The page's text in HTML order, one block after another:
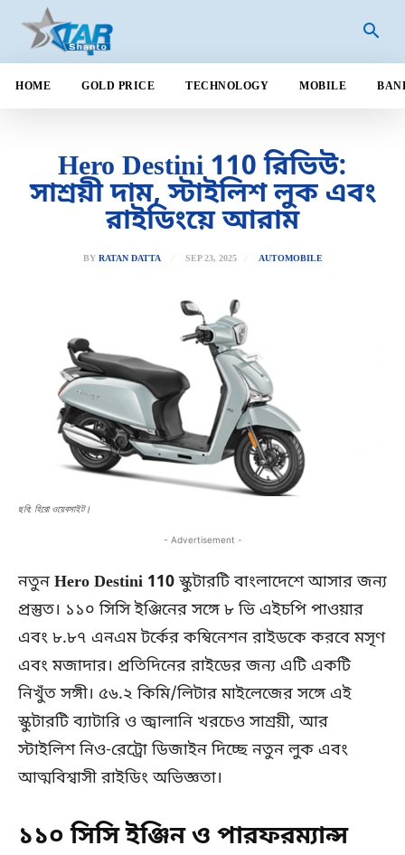
HOME GOLD PRICE TECHNOLOGY MOBILE
Hero Destini 110 রিভিউ:
সাশ্রয়ী দাম, স্টাইলিশ লুক এবং
রাইডিংয়ে আরাম
BY RATAN DATTA SEP 23, 2025 AUTOMOBILE
ছবি: হিরো ওয়েবসাইট।
- Advertisement -
নতুন Hero Destini 110স্কুটারটি বাংলাদেশে আসার জন্য
প্রস্তুত। ১১০ সিসি ইঞ্জিনের সঙ্গে ৮ ভি এইচপি পাওয়ার
এবং ৮.৮৭ এনএম টর্কের কম্বিনেশন রাইডকে করবে মসৃণ
এবং মজাদার। প্রতিদিনের রাইডের জন্য এটি একটি
নিখুঁত সঙ্গী। ৫৬.২ কিমি/লিটার মাইলেজের সঙ্গে এই
স্কুটারটি ব্যাটারি ও জ্বালানি খরচেও সাশ্রয়ী, আর
স্টাইলিশ নিও-রেট্রো ডিজাইন দিচ্ছে নতুন লুক এবং
আত্মবিশ্বাসী রাইডিং অভিজ্ঞতা।
১১০ সিসি ইঞ্জিন ও পারফরম্যান্স